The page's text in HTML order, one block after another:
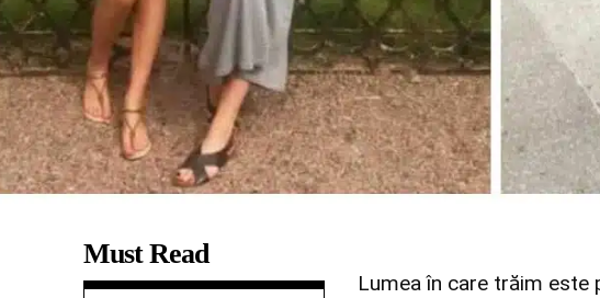
Must Read
Lumea în care trăim este